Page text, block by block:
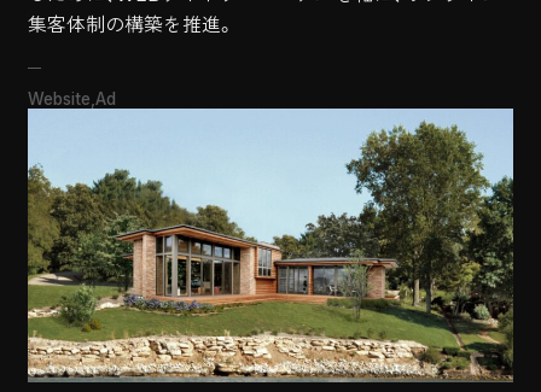
集客体制の構築を推進。
Website Ad